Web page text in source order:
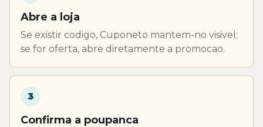
Abre a loja
Se existir codigo, Cuponeto mantem-no visivel;
se for oferta, abre diretamente a promocao.
3
Confirma a poupanca